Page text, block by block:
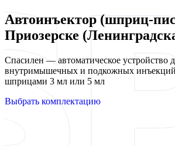
Автоинъектор (шприц-
Приозерске
Спасилен — автоматическое устройство
внутримышечных и подкожных
шприцами 3 мл или 5 мл
Выбрать комплектацию